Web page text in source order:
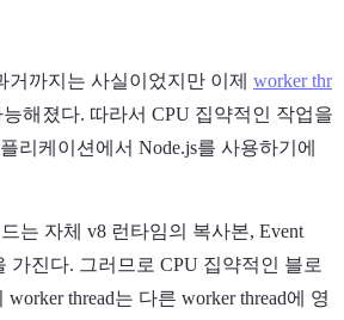
거까지는 사실이었지만 이제 worker thr
해졌다. 따라서 CPU 집약적인 작업을
리케이션에서 Node.js를 사용하기에
는 자체 v8 런타임의 복사본, Event
가진다. 그러므로 CPU 집약적인 블로
thread는 다른 worker thread에 영